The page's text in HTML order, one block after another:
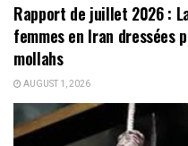
Rapport de juillet 2026 :
femmes en Iran dressées
mollahs
AUGUST 1, 2026